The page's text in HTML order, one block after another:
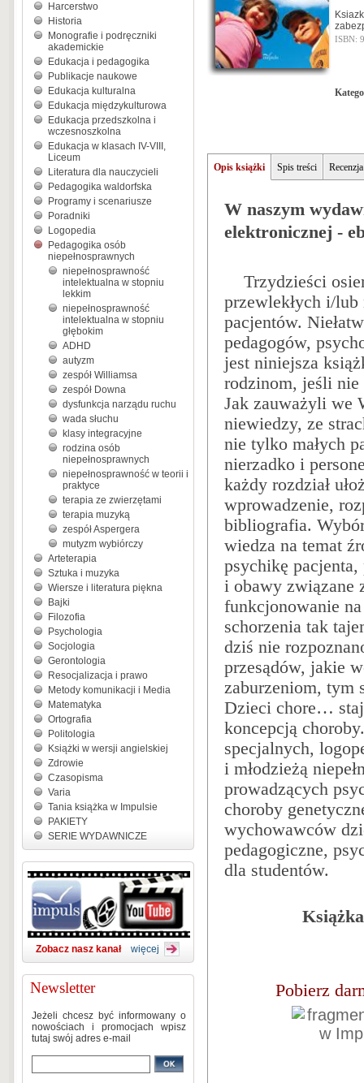
Harcerstwo
Historia
Monografie i podręczniki
akademickie
Edukacja i pedagogika
Publikacje naukowe
Edukacja kulturalna
Edukacja międzykulturowa
Edukacja przedszkolna i
wczesnoszkolna
Edukacja w klasach IV-VIII,
Liceum
Literatura dla nauczycieli
Pedagogika waldorfska
Programy i scenariusze
Poradniki
Logopedia
Pedagogika osób
niepełnosprawnych
niepełnosprawność
intelektualna w stopniu
lekkim
niepełnosprawność
intelektualna w stopniu
głębokim
ADHD
autyzm
zespół Williamsa
zespół Downa
dysfunkcja narządu ruchu
wada słuchu
klasy integracyjne
rodzina osób
niepełnosprawnych
niepełnosprawność w teorii i
praktyce
terapia ze zwierzętami
terapia muzyką
zespół Aspergera
mutyzm wybiórczy
Arteterapia
Sztuka i muzyka
Wiersze i literatura piękna
Bajki
Filozofia
Psychologia
Socjologia
Gerontologia
Resocjalizacja i prawo
Metody komunikacji i Media
Matematyka
Ortografia
Politologia
Książki w wersji angielskiej
Zdrowie
Czasopisma
Varia
Tania książka w Impulsie
PAKIETY
SERIE WYDAWNICZE
Zobacz nasz kanał więcej
Newsletter
Jeżeli chcesz być informowany o
nowościach i promocjach wpisz
tutaj swój adres e-mail
ISBN:
Opis książki Spis treści Recenzja
W naszym
elektronicznej -
Trzydzieści
przewlekłych i/
pacjentów.
pedagogów,
jest niniejsza
rodzinom, jeśli
Jak zauważyli we
niewiedzy, ze
nie tylko małych
nierzadko i
każdy rozdział
wprowadzenie,
bibliografia.
wiedza na temat
psychikę
i obawy związane
funkcjonowanie
schorzenia tak
dziś nie
przesądów, jakie
zaburzeniom, tym
Dzieci chore…
koncepcją
specjalnych,
i młodzieżą
prowadzących
choroby
wychowawców
pedagogiczne,
dla studentów.
Pobierz